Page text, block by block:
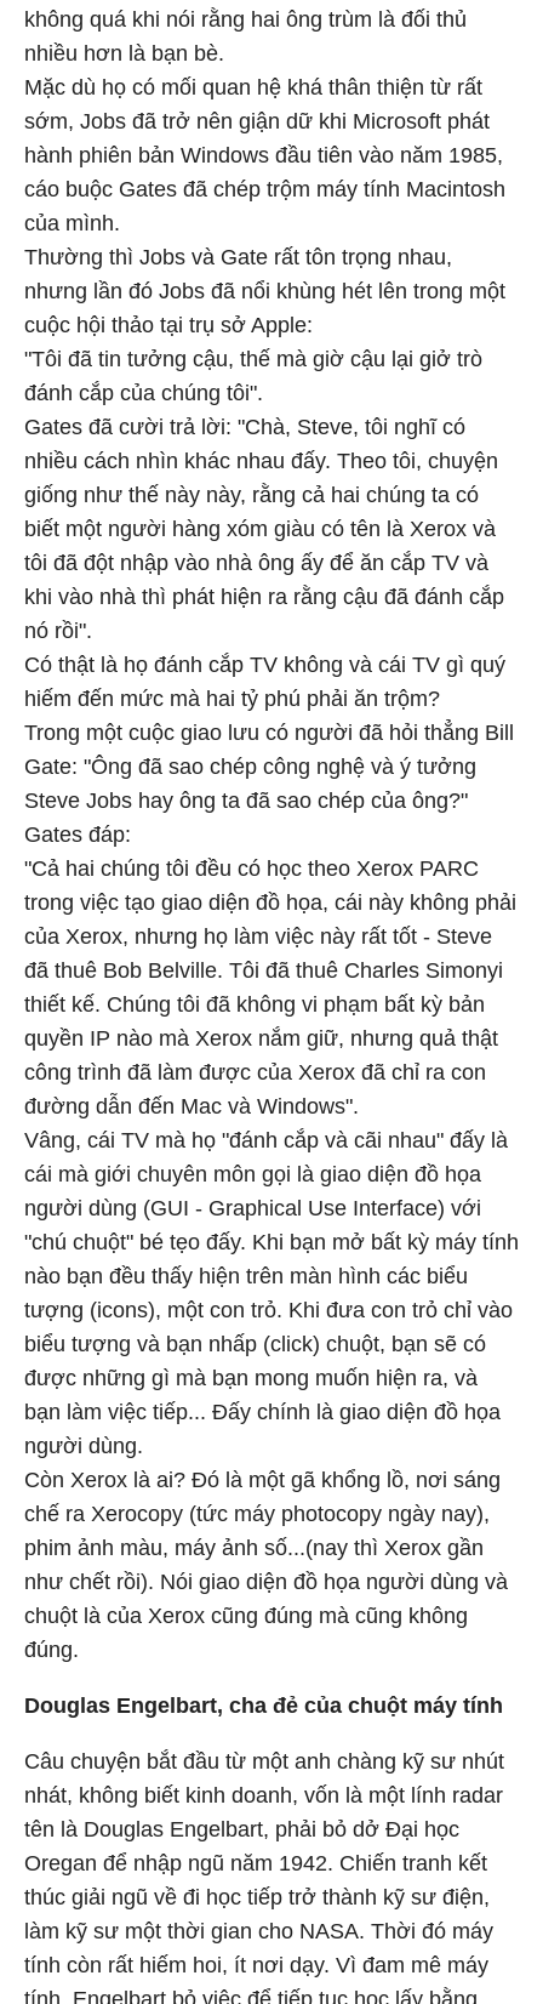
không quá khi nói rằng hai ông trùm là đối thủ
nhiều hơn là bạn bè.
Mặc dù họ có mối quan hệ khá thân thiện từ rất
sớm, Jobs đã trở nên giận dữ khi Microsoft phát
hành phiên bản Windows đầu tiên vào năm 1985,
cáo buộc Gates đã chép trộm máy tính Macintosh
của mình.
Thường thì Jobs và Gate rất tôn trọng nhau,
nhưng lần đó Jobs đã nổi khùng hét lên trong một
cuộc hội thảo tại trụ sở Apple:
"Tôi đã tin tưởng cậu, thế mà giờ cậu lại giở trò
đánh cắp của chúng tôi".
Gates đã cười trả lời: "Chà, Steve, tôi nghĩ có
nhiều cách nhìn khác nhau đấy. Theo tôi, chuyện
giống như thế này này, rằng cả hai chúng ta có
biết một người hàng xóm giàu có tên là Xerox và
tôi đã đột nhập vào nhà ông ấy để ăn cắp TV và
khi vào nhà thì phát hiện ra rằng cậu đã đánh cắp
nó rồi".
Có thật là họ đánh cắp TV không và cái TV gì quý
hiếm đến mức mà hai tỷ phú phải ăn trộm?
Trong một cuộc giao lưu có người đã hỏi thẳng Bill
Gate: "Ông đã sao chép công nghệ và ý tưởng
Steve Jobs hay ông ta đã sao chép của ông?"
Gates đáp:
"Cả hai chúng tôi đều có học theo Xerox PARC
trong việc tạo giao diện đồ họa, cái này không phải
của Xerox, nhưng họ làm việc này rất tốt - Steve
đã thuê Bob Belville. Tôi đã thuê Charles Simonyi
thiết kế. Chúng tôi đã không vi phạm bất kỳ bản
quyền IP nào mà Xerox nắm giữ, nhưng quả thật
công trình đã làm được của Xerox đã chỉ ra con
đường dẫn đến Mac và Windows".
Vâng, cái TV mà họ "đánh cắp và cãi nhau" đấy là
cái mà giới chuyên môn gọi là giao diện đồ họa
người dùng (GUI - Graphical Use Interface) với
"chú chuột" bé tẹo đấy. Khi bạn mở bất kỳ máy tính
nào bạn đều thấy hiện trên màn hình các biểu
tượng (icons), một con trỏ. Khi đưa con trỏ chỉ vào
biểu tượng và bạn nhấp (click) chuột, bạn sẽ có
được những gì mà bạn mong muốn hiện ra, và
bạn làm việc tiếp... Đấy chính là giao diện đồ họa
người dùng.
Còn Xerox là ai? Đó là một gã khổng lồ, nơi sáng
chế ra Xerocopy (tức máy photocopy ngày nay),
phim ảnh màu, máy ảnh số...(nay thì Xerox gần
như chết rồi). Nói giao diện đồ họa người dùng và
chuột là của Xerox cũng đúng mà cũng không
đúng.
Douglas Engelbart, cha đẻ của chuột máy tính
Câu chuyện bắt đầu từ một anh chàng kỹ sư nhút
nhát, không biết kinh doanh, vốn là một lính radar
tên là Douglas Engelbart, phải bỏ dở Đại học
Oregan để nhập ngũ năm 1942. Chiến tranh kết
thúc giải ngũ về đi học tiếp trở thành kỹ sư điện,
làm kỹ sư một thời gian cho NASA. Thời đó máy
tính còn rất hiếm hoi, ít nơi dạy. Vì đam mê máy
tính, Engelbart bỏ việc để tiếp tục học lấy bằng